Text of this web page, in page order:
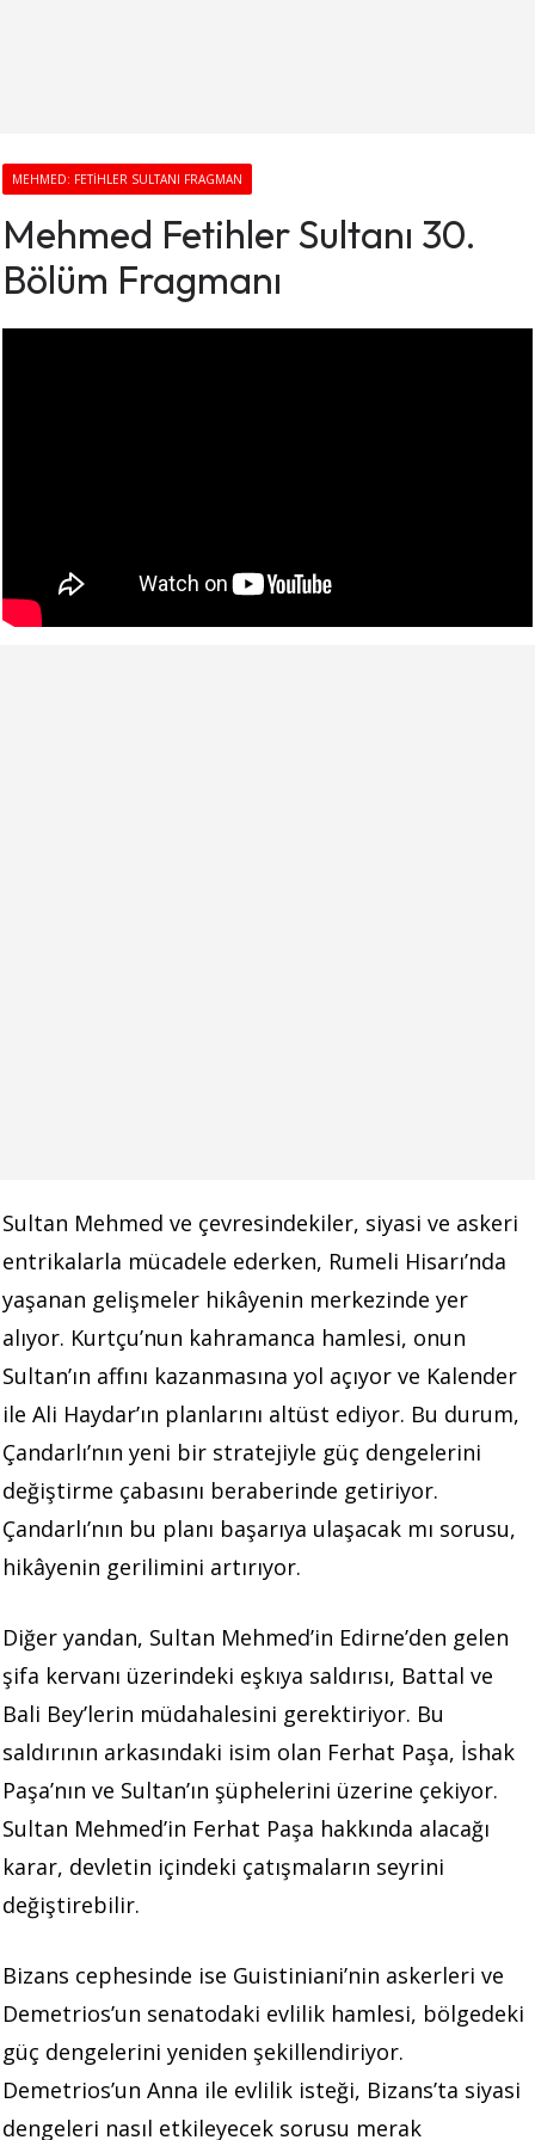
MEHMED: FETIHLER SULTANI FRAGMAN
Mehmed Fetihler Sultanı 30.
Bölüm Fragmanı
Sultan Mehmed ve çevresindekiler, siyasi ve askeri
entrikalarla mücadele ederken, Rumeli Hisarı’nda
yaşanan gelişmeler hikâyenin merkezinde yer
alıyor. Kurtçu’nun kahramanca hamlesi, onun
Sultan’ın affını kazanmasına yol açıyor ve Kalender
ile Ali Haydar’ın planlarını altüst ediyor. Bu durum,
Çandarlı’nın yeni bir stratejiyle güç dengelerini
değiştirme çabasını beraberinde getiriyor.
Çandarlı’nın bu planı başarıya ulaşacak mı sorusu,
hikâyenin gerilimini artırıyor.
Diğer yandan, Sultan Mehmed’in Edirne’den gelen
şifa kervanı üzerindeki eşkıya saldırısı, Battal ve
Bali Bey’lerin müdahalesini gerektiriyor. Bu
saldırının arkasındaki isim olan Ferhat Paşa, İshak
Paşa’nın ve Sultan’ın şüphelerini üzerine çekiyor.
Sultan Mehmed’in Ferhat Paşa hakkında alacağı
karar, devletin içindeki çatışmaların seyrini
değiştirebilir.
Bizans cephesinde ise Guistiniani’nin askerleri ve
Demetrios’un senatodaki evlilik hamlesi, bölgedeki
güç dengelerini yeniden şekillendiriyor.
Demetrios’un Anna ile evlilik isteği, Bizans’ta siyasi
dengeleri nasıl etkileyecek sorusu merak